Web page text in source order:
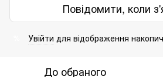
Повідомити, коли
Увійти для відображення
До обраного